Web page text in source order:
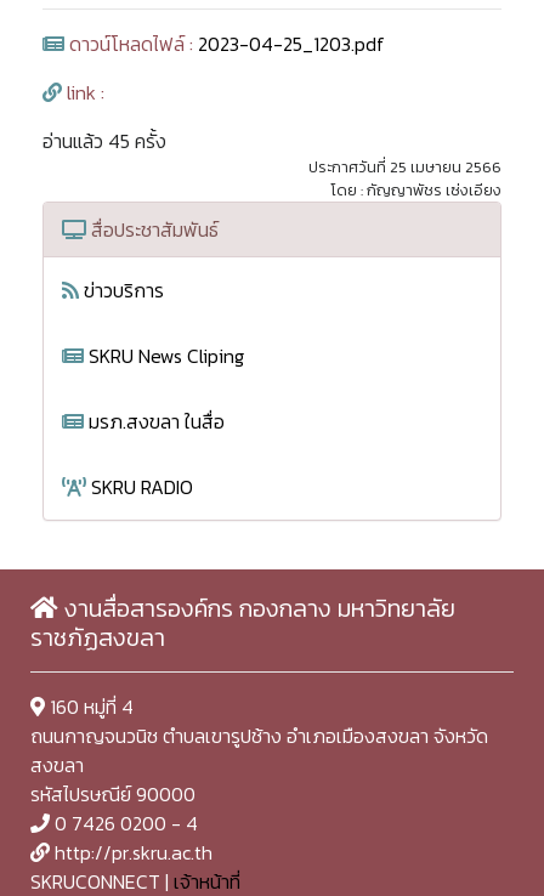
ดาวน์โหลดไฟล์ : 2023-04-25_1203.pdf
link :
อ่านแล้ว 45 ครั้ง
ประกาศวันที่ 25 เมษายน 2566
โดย : กัญญาพัชร เซ่งเอียง
สื่อประชาสัมพันธ์
ข่าวบริการ
SKRU News Cliping
มรภ.สงขลา ในสื่อ
SKRU RADIO
งานสื่อสารองค์กร กองกลาง มหาวิทยาลัย
ราชภัฏสงขลา
160 หมู่ที่ 4
ถนนกาญจนวนิช ตำบลเขารูปช้าง อำเภอเมืองสงขลา จังหวัด
สงขลา
รหัสไปรษณีย์ 90000
0 7426 0200 - 4
http://pr.skru.ac.th
SKRUCONNECT | เจ้าหน้าที่